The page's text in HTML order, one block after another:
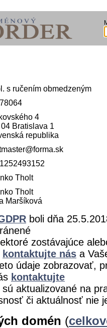
s ručením obmedzeným
4
Bratislava 1
republika
Tholt
Tholt
Maršíková
boli dňa
zostávajúce
kontaktujte nás a
údaje zobrazovať,
kontaktujte
aktualizované na
či aktuálnosť nie
domén (